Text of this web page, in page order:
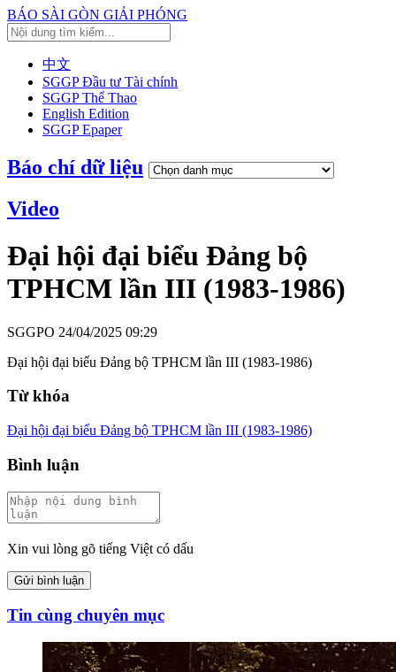
BÁO SÀI GÒN GIẢI PHÓNG
中文
SGGP Đầu tư Tài chính
SGGP Thể Thao
English Edition
SGGP Epaper
Báo chí dữ liệu
Video
Đại hội đại biểu Đảng bộ
TPHCM lần III (1983-1986)
SGGPO 24/04/2025 09:29
Đại hội đại biểu Đảng bộ TPHCM lần III (1983-1986)
Từ khóa
Đại hội đại biểu Đảng bộ TPHCM lần III (1983-1986)
Bình luận
Xin vui lòng gõ tiếng Việt có dấu
Gửi bình luận
Tin cùng chuyên mục